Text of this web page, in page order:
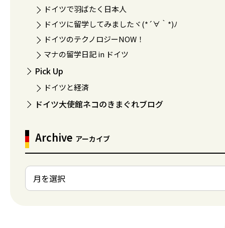
ドイツで羽ばたく日本人
ドイツに留学してみましたヾ(*´∀｀*)ﾉ
ドイツのテクノロジーNOW！
マナの留学日記 in ドイツ
Pick Up
ドイツと経済
ドイツ大使館ネコのきまぐれブログ
Archive アーカイブ